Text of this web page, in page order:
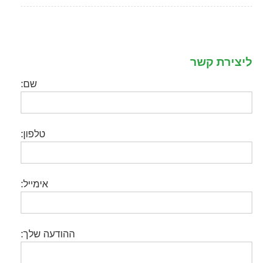
ליצירת קשר
שם:
טלפון:
אימייל:
ההודעה שלך: